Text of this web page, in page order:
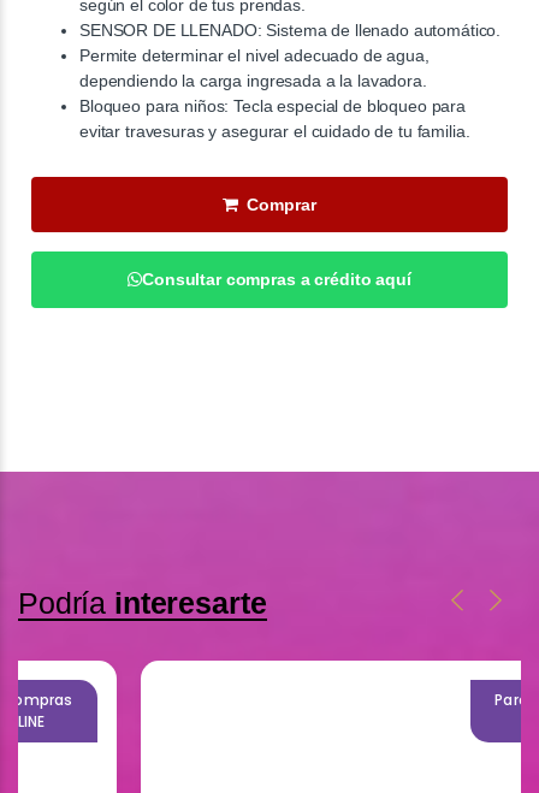
según el color de tus prendas.
SENSOR DE LLENADO: Sistema de llenado automático.
Permite determinar el nivel adecuado de agua,
dependiendo la carga ingresada a la lavadora.
Bloqueo para niños: Tecla especial de bloqueo para
evitar travesuras y asegurar el cuidado de tu familia.
Comprar
Consultar compras a crédito aquí
Podría interesarte